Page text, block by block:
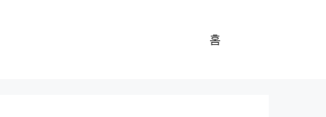
홈